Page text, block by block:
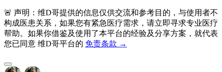
🚨 声明：维D哥提供的信息仅供交流和参考目的，与使用者不
构成医患关系，如果您有紧急医疗需求，请立即寻求专业医疗
帮助。如果你借鉴及使用了本平台的经验及分享方案，就代表
您已同意 维D哥平台的 免责条款 →